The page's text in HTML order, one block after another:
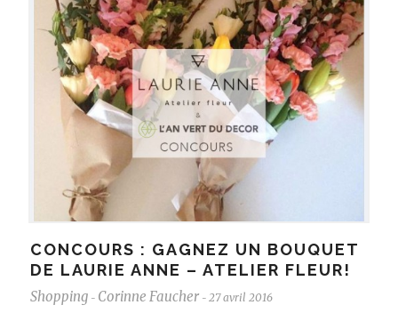
CONCOURS : GAGNEZ UN BOUQUET
DE LAURIE ANNE – ATELIER FLEUR!
Shopping - Corinne Faucher - 27 avril 2016